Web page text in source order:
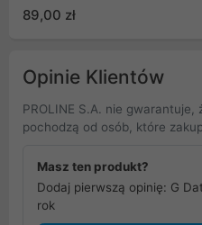
89,00 zł
Opinie Klientów
PROLINE S.A. nie gwarantuje,
pochodzą od osób, które
Masz ten produkt?
Dodaj pierwszą opinię: G
rok